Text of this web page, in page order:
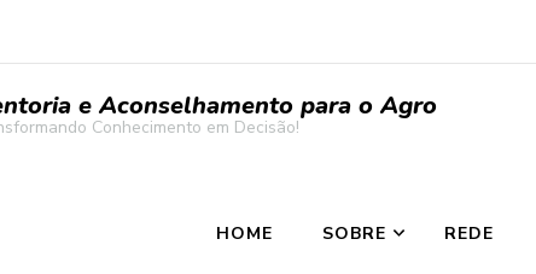
e Aconselhamento para o Agro
Conhecimento em Decisão!
HOME SOBRE REDE